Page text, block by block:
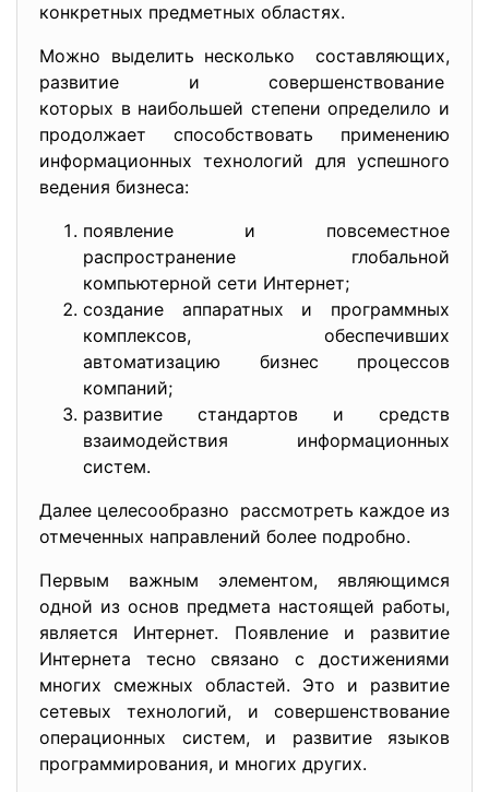
конкретных предметных областях.
Можно выделить несколько составляющих,
развитие и совершенствование
которых в наибольшей степени определило и
продолжает способствовать применению
информационных технологий для успешного
ведения бизнеса:
появление и повсеместное
распространение глобальной
компьютерной сети Интернет;
создание аппаратных и программных
комплексов, обеспечивших
автоматизацию бизнес процессов
компаний;
развитие стандартов и средств
взаимодействия информационных
систем.
Далее целесообразно рассмотреть каждое из
отмеченных направлений более подробно.
Первым важным элементом, являющимся
одной из основ предмета настоящей работы,
является Интернет. Появление и развитие
Интернета тесно связано с достижениями
многих смежных областей. Это и развитие
сетевых технологий, и совершенствование
операционных систем, и развитие языков
программирования, и многих других.